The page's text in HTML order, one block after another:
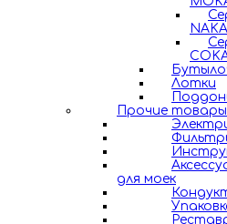
NAKA
Лотки
Прочие товары
для моек